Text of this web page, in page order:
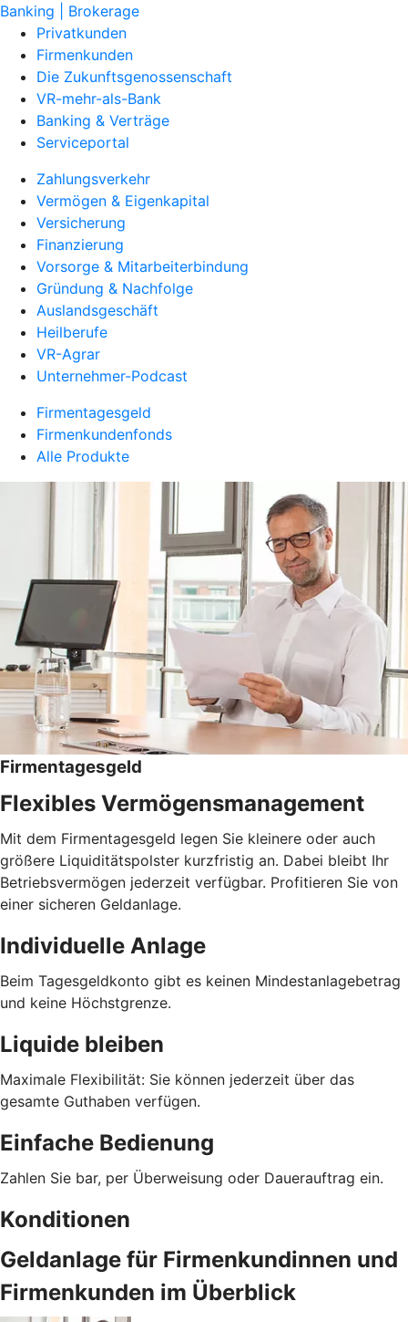
Banking | Brokerage
Privatkunden
Firmenkunden
Die Zukunftsgenossenschaft
VR-mehr-als-Bank
Banking & Verträge
Serviceportal
Zahlungsverkehr
Vermögen & Eigenkapital
Versicherung
Finanzierung
Vorsorge & Mitarbeiterbindung
Gründung & Nachfolge
Auslandsgeschäft
Heilberufe
VR-Agrar
Unternehmer-Podcast
Firmentagesgeld
Firmenkundenfonds
Alle Produkte
Firmentagesgeld
Flexibles Vermögensmanagement
Mit dem Firmentagesgeld legen Sie kleinere oder auch
größere Liquiditätspolster kurzfristig an. Dabei bleibt Ihr
Betriebsvermögen jederzeit verfügbar. Profitieren Sie von
einer sicheren Geldanlage.
Individuelle Anlage
Beim Tagesgeldkonto gibt es keinen Mindestanlagebetrag
und keine Höchstgrenze.
Liquide bleiben
Maximale Flexibilität: Sie können jederzeit über das
gesamte Guthaben verfügen.
Einfache Bedienung
Zahlen Sie bar, per Überweisung oder Dauerauftrag ein.
Konditionen
Geldanlage für Firmenkundinnen und
Firmenkunden im Überblick